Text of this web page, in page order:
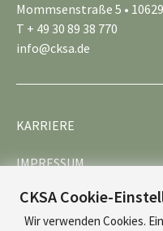
Mommsenstraße 5 •
T + 49 30 89 38 770
info@cksa.de
KARRIERE
IMPRESSUM
DATENSCHUTZ
CKSA Cookie-
Wir verwenden Cookies.